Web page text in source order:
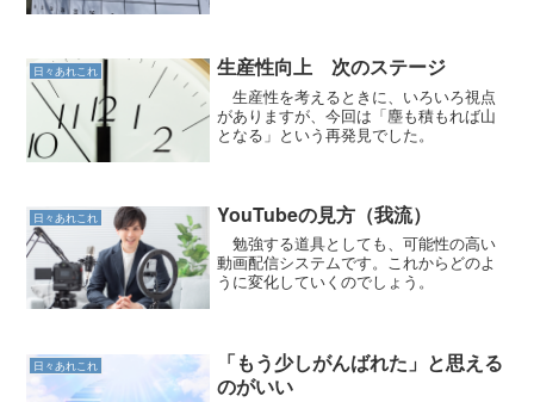
日々あれこれ 生産性向上 次のステージ
生産性を考えるときに、いろいろ視点
がありますが、今回は「塵も積もれば山
となる」という再発見でした。
日々あれこれ YouTubeの見方（我流）
勉強する道具としても、可能性の高い
動画配信システムです。これからどのよ
うに変化していくのでしょう。
日々あれこれ
「もう少しがんばれた」と思える
のがいい